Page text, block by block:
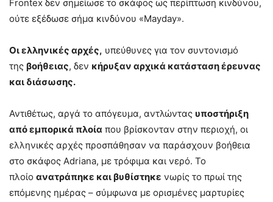
Frontex δεν σημείωσε το σκάφος ως περίπτωση κινδύνου,
ούτε εξέδωσε σήμα κινδύνου «Mayday».
Οι ελληνικές αρχές, υπεύθυνες για τον συντονισμό
της βοήθειας, δεν κήρυξαν αρχικά κατάσταση έρευνας
και διάσωσης.
Αντιθέτως, αργά το απόγευμα, αντλώντας υποστήριξη
από εμπορικά πλοία που βρίσκονταν στην περιοχή, οι
ελληνικές αρχές προσπάθησαν να παράσχουν βοήθεια
στο σκάφος Adriana, με τρόφιμα και νερό. Το
πλοίο ανατράπηκε και βυθίστηκε νωρίς το πρωί της
επόμενης ημέρας – σύμφωνα με ορισμένες μαρτυρίες